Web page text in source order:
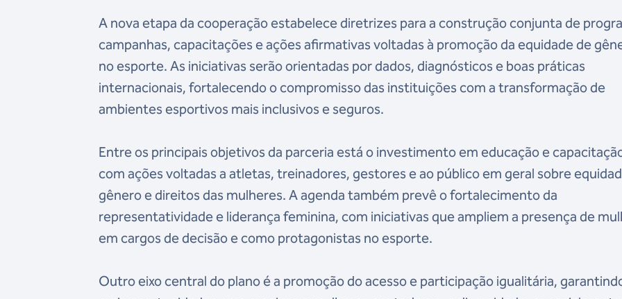
A nova etapa da cooperação estabelece diretrizes para a construção conjunta de
campanhas, capacitações e ações afirmativas voltadas à promoção da equidade de
no esporte. As iniciativas serão orientadas por dados, diagnósticos e boas práticas
internacionais, fortalecendo o compromisso das instituições com a transformação de
ambientes esportivos mais inclusivos e seguros.
Entre os principais objetivos da parceria está o investimento em educação e
com ações voltadas a atletas, treinadores, gestores e ao público em geral sobre
gênero e direitos das mulheres. A agenda também prevê o fortalecimento da
representatividade e liderança feminina, com iniciativas que ampliem a presença de
em cargos de decisão e como protagonistas no esporte.
Outro eixo central do plano é a promoção do acesso e participação igualitária,